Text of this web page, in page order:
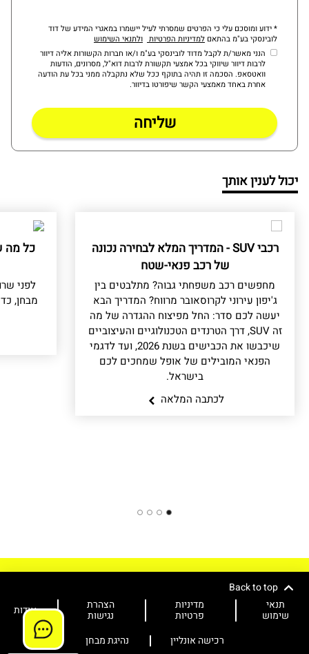
* ידוע ומוסכם עלי כי הפרטים שמסרתי לעיל יישמרו במאגרי המידע של דוד
לובינסקי בע"מ בהתאםלמדיניות הפרטיות ולתנאי השימוש
הנני מאשר/ת לקבל מדוד לובינסקי בע"מ ו/או חברות הקשורות אליה דיוור
לרבות דיוור שיווקי בכל אמצעי תקשורת לרבות דוא"ל, מסרונים, הודעות
וואטסאפ. הסכמה זו תהיה בתוקף ככל שלא נתקבלה ממני בכל עת הודעה
אחרת באחד מאמצעי הקשר שיפורטו בדיוור.
יכול לענין אותך
רכבי SUV - המדריך המלא לבחירה נכונה
של רכב פנאי-שטח
מחפשים רכב משפחתי גבוה? מתלבטים בין
ג'יפון עירוני לקרוסאובר מרווח? המדריך הבא
יעשה לכם סדר: החל מפיצוח ההגדרה של מה
זה SUV, דרך הטרנדים הטכנולוגיים והעיצוביים
שיכבשו את הכבישים בשנת 2026, ועד לדגמי
הפנאי המובילים של אופל שמחכים לכם
בישראל.
לכתבה המלאה
כל מה
לפני
מבחן,
1
2
3
4
Back to top
תנאי
שימוש
מדיניות
פרטיות
הצהרת
נגישות אודות
רכישה אונליין נהיגת מבחן